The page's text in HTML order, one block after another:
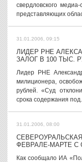
свердловского
представляющих
31.01.2006, 09:15
ЛИДЕР РНЕ
ЗАЛОГ В 100 ТЫС.
Лидер РНЕ
милиционера,
рублей. «Суд
срока содержания
31.01.2006, 08:00
ФЕВРАЛЕ-МАРТЕ С
Как сообщало ИА